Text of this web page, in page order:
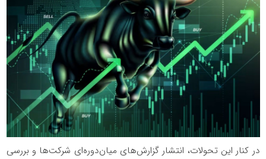
در کنار این تحولات، انتشار گزارش‌های میان‌دوره‌ای شرکت‌ها و بررسی